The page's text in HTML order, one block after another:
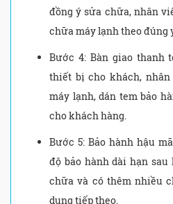
đồng ý sửa chữa, nhân
chữa máy lạnh theo đúng
Bước 4: Bàn giao thanh
thiết bị cho khách,
máy lạnh, dán tem bảo
cho khách hàng.
Bước 5: Bảo hành hậu
độ bảo hành dài hạn
chữa và có thêm nhiều
dụng tiếp theo.